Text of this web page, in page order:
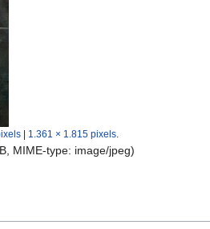
1.361 × 1.815 pixels
MIME-type: image/jpeg)